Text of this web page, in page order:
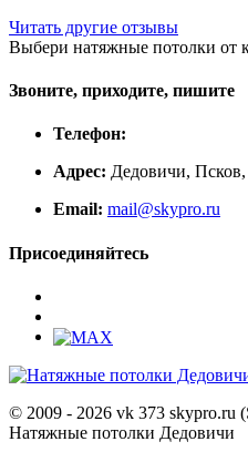
Читать другие отзывы
Выбери натяжные потолки от
Звоните, приходите, пишите
Телефон:
Адрес: Дедовичи,
Email: mail@skypro.ru
Присоединяйтесь
© 2009 - 2026 vk 373 skypro.ru
Натяжные потолки Дедовичи